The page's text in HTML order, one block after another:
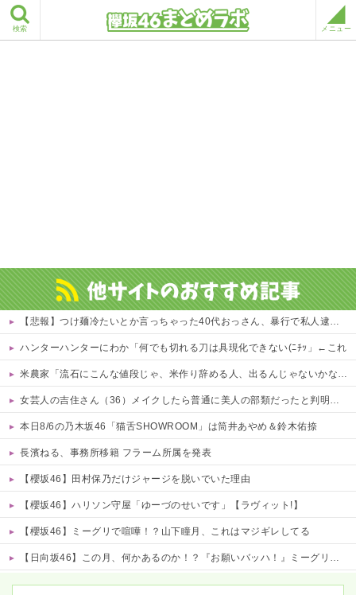
検索 メニュー
【悲報】つけ麺冷たいとか言っちゃった40代おっさん、暴行で私人逮捕されるｗｗｗｗ 他
ハンターハンターにわか「何でも切れる刀は具現化できない(ﾆﾁｯ」←これ
米農家「流石にこんな値段じゃ、米作り辞める人、出るんじゃないかなあ？？」
女芸人の吉住さん（36）メイクしたら普通に美人の部類だったと判明ｗｗｗｗｗｗｗｗｗ
本日8/6の乃木坂46「猫舌SHOWROOM」は筒井あやめ＆鈴木佑捺
長濱ねる、事務所移籍 フラーム所属を発表
【櫻坂46】田村保乃だけジャージを脱いでいた理由
【櫻坂46】ハリソン守屋「ゆーづのせいです」【ラヴィット!】
【櫻坂46】ミーグリで喧嘩！？山下瞳月、これはマジギレしてる
【日向坂46】この月、何かあるのか！？『お願いバッハ！』ミーグリ日程がこちら